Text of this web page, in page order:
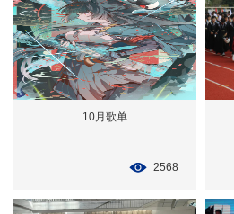
10月歌单
2568